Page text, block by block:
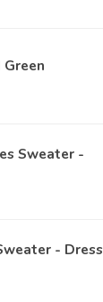
Sweater -
- Dress